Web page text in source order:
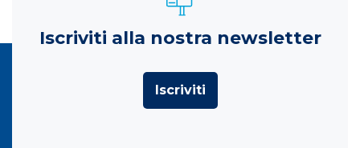
Iscriviti alla nostra newsletter
Iscriviti